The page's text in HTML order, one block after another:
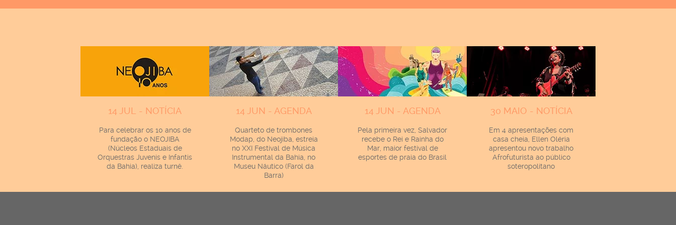
14 JUL - NOTÍCIA
Para celebrar os 10 anos de
fundação o NEOJIBA
(Núcleos Estaduais de
Orquestras Juvenis e Infantis
da Bahia), realiza turnê.
14 JUN - AGENDA
Quarteto de trombones
Modap, do Neojiba, estreia
no XXI Festival de Música
Instrumental da Bahia, no
Museu Náutico (Farol da
Barra)
14 JUN - AGENDA
Pela primeira vez, Salvador
recebe o Rei e Rainha do
Mar, maior festival de
esportes de praia do Brasil
30 MAIO - NOTÍCIA
Em 4 apresentações com
casa cheia, Ellen Oléria
apresentou novo trabalho
Afrofuturista ao público
soteropolitano